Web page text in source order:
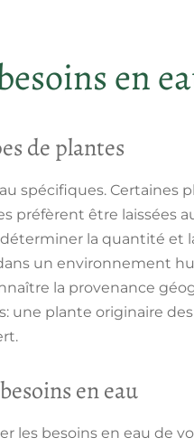
en
de plantes
spécifiques. Certaines
préfèrent être laissées
la quantité et
un environnement
la provenance
une plante originaire
en eau
les besoins en eau de